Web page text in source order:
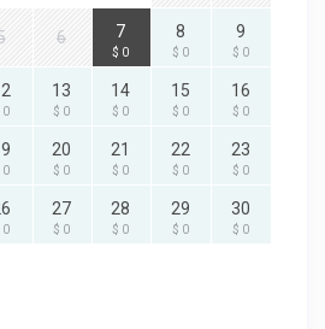
6 7
$ 0
8
$ 0
9
$ 0
0
13
$ 0
14
$ 0
15
$ 0
16
$ 0
0
20
$ 0
21
$ 0
22
$ 0
23
$ 0
0
27
$ 0
28
$ 0
29
$ 0
30
$ 0